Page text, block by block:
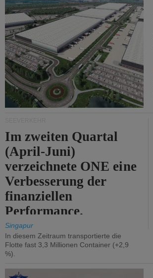
von Hormuz.
Im zweiten Quartal
(April-Juni)
verzeichnete ONE eine
Verbesserung der
finanziellen
Performance.
Singapur
In diesem Zeitraum transportierte die
Flotte fast 3,3 Millionen Container (+2,9
%).